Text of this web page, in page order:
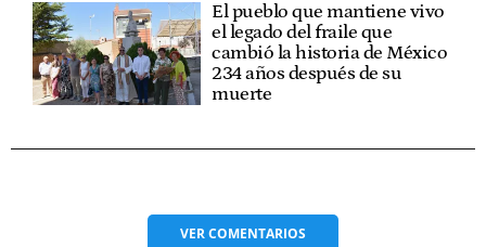
El pueblo que mantiene vivo
el legado del fraile que
cambió la historia de México
234 años después de su
muerte
VERCOMENTARIOS